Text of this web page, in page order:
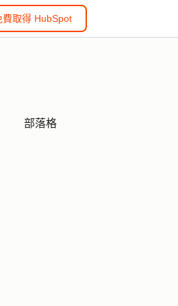
費取得 HubSpot
部落格